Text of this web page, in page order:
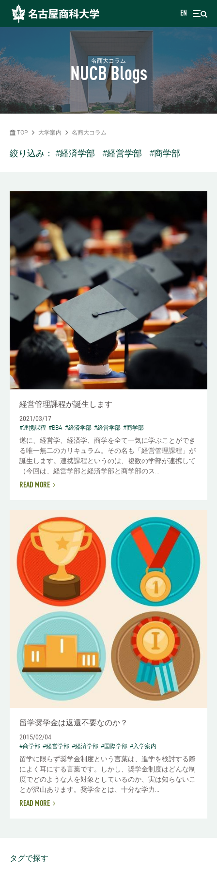
EN
名商大コラム
NUCB Blogs
TOP 大学案内 名商大コラム
絞り込み： #経済学部 #経営学部 #商学部
経営管理課程が誕生します
2021/03/17
#連携課程 #BBA #経済学部 #経営学部 #商学部
遂に、経営学、経済学、商学を全て一気に学ぶことができ
る唯一無二のカリキュラム。その名も「経営管理課程」が
誕生します。連携課程というのは、複数の学部が連携して
（今回は、経営学部と経済学部と商学部のス...
READ MORE
留学奨学金は返還不要なのか？
2015/02/04
#商学部 #経営学部 #経済学部 #国際学部 #入学案内
留学に限らず奨学金制度という言葉は、進学を検討する際
によく耳にする言葉です。しかし、奨学金制度はどんな制
度でどのような人を対象としているのか、実は知らないこ
とが沢山あります。奨学金とは、十分な学力...
READ MORE
タグで探す